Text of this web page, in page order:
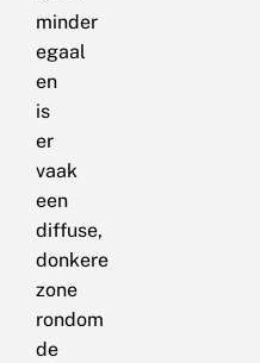
minder
egaal
en
is
er
vaak
een
diffuse,
donkere
zone
rondom
de